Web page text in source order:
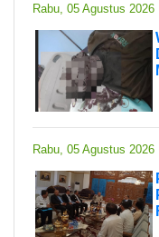
Rabu, 05 Agustus 2026
Rabu, 05 Agustus 2026